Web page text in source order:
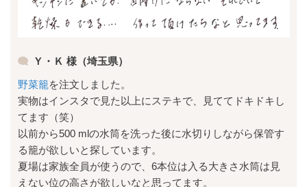
Ｙ・Ｋ 様（埼玉県）
野菜籠を注文しました。
実物はインスタで見た以上にステキで、見ててドキドキし
てます（笑）
以前から500 mlの水筒を洗った後に水切りしながら保管す
る籠が欲しいと探しています。
夏場は家族全員が使うので、6本位は入る大きさ水筒は見
えない位の高さが欲しいなと思ってます。